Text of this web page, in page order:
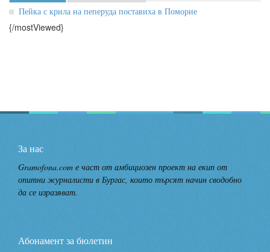
Пейка с крила на пеперуда поставиха в Поморие
{/mostViewed}
За нас
Gramofona.com е част от амбициозен проект на екип от
опитни журналисти в Бургас, които търсят начин сводобно
да се изразяват.
Абонамент за бюлетин